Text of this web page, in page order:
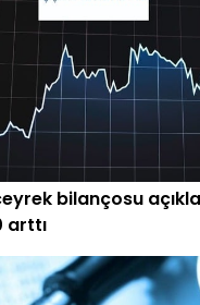
bilançosu
arttı